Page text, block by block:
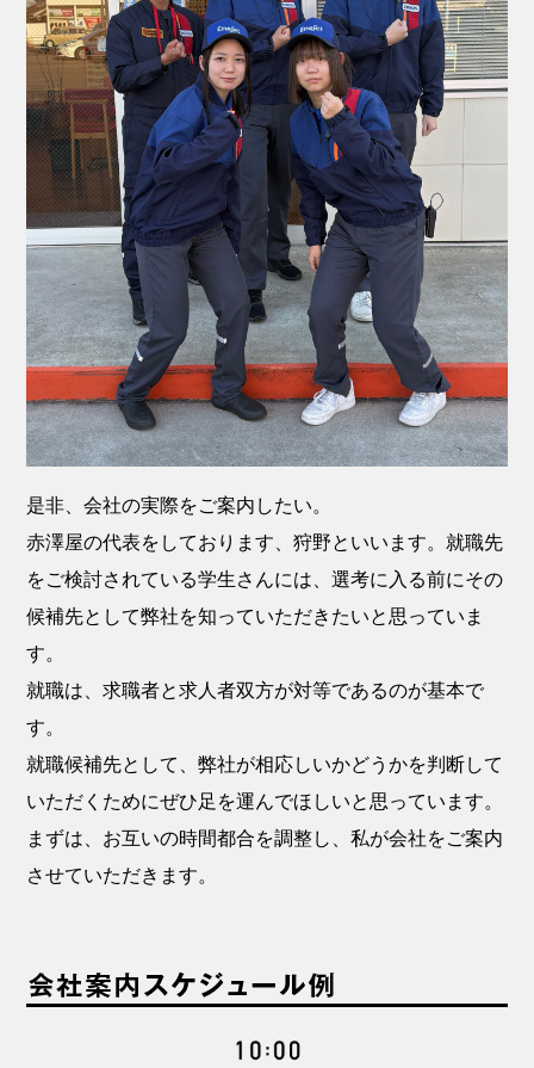
是非、会社の実際をご案内したい。
赤澤屋の代表をしております、狩野といいます。就職先
をご検討されている学生さんには、選考に入る前にその
候補先として弊社を知っていただきたいと思っていま
す。
就職は、求職者と求人者双方が対等であるのが基本で
す。
就職候補先として、弊社が相応しいかどうかを判断して
いただくためにぜひ足を運んでほしいと思っています。
まずは、お互いの時間都合を調整し、私が会社をご案内
させていただきます。